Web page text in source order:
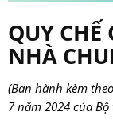
QUY
NHÀ
(Ban hành kèm
7 năm 2024 của